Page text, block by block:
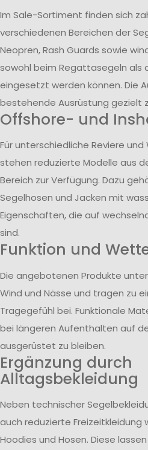
Im Sale-Sortiment finden sich
verschiedenen Bereichen der
Neopren, Rash Guards sowie
sowohl beim Regattasegeln als
eingesetzt werden können. Die
bestehende Ausrüstung gezielt
Offshore- und
Für unterschiedliche Reviere
stehen reduzierte Modelle aus
Bereich zur Verfügung. Dazu
Segelhosen und Jacken mit
Eigenschaften, die auf
sind.
Funktion und
Die angebotenen Produkte
Wind und Nässe und tragen zu
Tragegefühl bei. Funktionale
bei längeren Aufenthalten auf
ausgerüstet zu bleiben.
Ergänzung durch
Alltagsbekleidung
Neben technischer
auch reduzierte Freizeitkleidung
Hoodies und Hosen. Diese